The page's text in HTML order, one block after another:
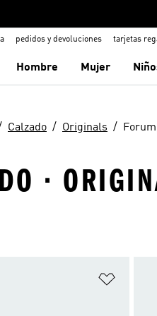
pedidos y devoluciones tarjetas
Hombre Mujer
Calzado Originals Forum
·